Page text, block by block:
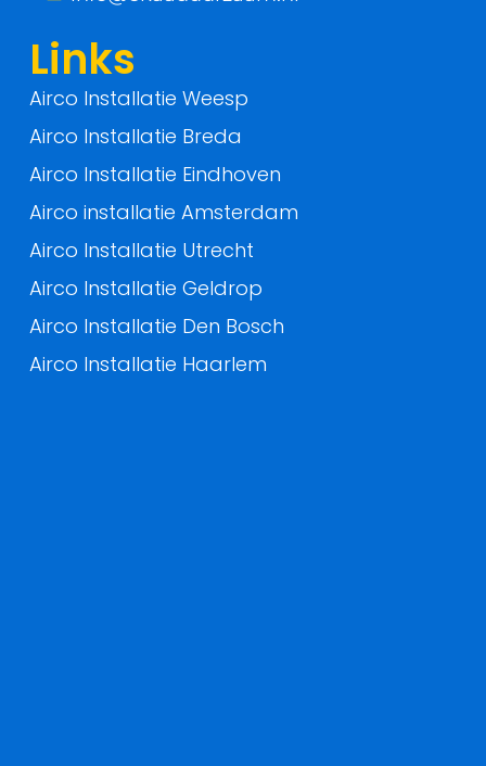
Links
Airco Installatie Weesp
Airco Installatie Breda
Airco Installatie Eindhoven
Airco installatie Amsterdam
Airco Installatie Utrecht
Airco Installatie Geldrop
Airco Installatie Den Bosch
Airco Installatie Haarlem